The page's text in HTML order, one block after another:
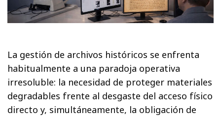
La gestión de archivos históricos se enfrenta
habitualmente a una paradoja operativa
irresoluble: la necesidad de proteger materiales
degradables frente al desgaste del acceso físico
directo y, simultáneamente, la obligación de